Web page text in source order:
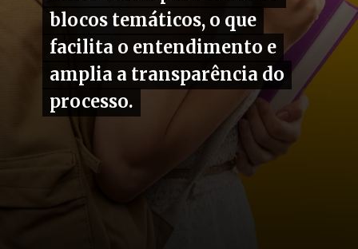
blocos temáticos, o que
facilita o entendimento e
amplia a transparência do
processo.
blocos temáticos, o que
facilita o entendimento e
amplia a transparência do
processo.